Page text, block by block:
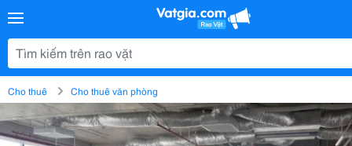
Cho thuê Cho thuê văn phòng